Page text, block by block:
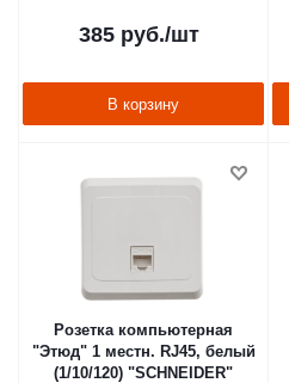
385 руб./шт
В корзину
Розетка компьютерная
"Этюд" 1 местн. RJ45, белый
(1/10/120) "SCHNEIDER"